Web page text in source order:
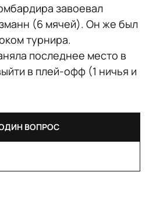
завоевал
(6 мячей). Он же был
турнира.
последнее место в
в плей-офф (1 ничья и
ВОПРОС